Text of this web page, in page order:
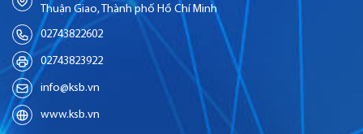
Thuận Giao, Thành phố Hồ Chí Minh
02743822602
02743823922
info@ksb.vn
www.ksb.vn